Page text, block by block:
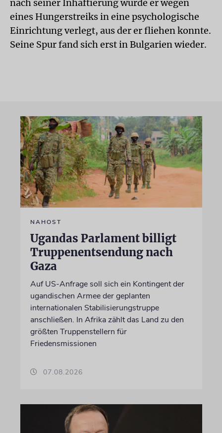
nach seiner Inhaftierung wurde er wegen
eines Hungerstreiks in eine psychologische
Einrichtung verlegt, aus der er fliehen konnte.
Seine Spur fand sich erst in Bulgarien wieder.
NAHOST
Ugandas Parlament billigt
Truppenentsendung nach
Gaza
Auf US-Anfrage soll sich ein Kontingent der
ugandischen Armee der geplanten
internationalen Stabilisierungstruppe
anschließen. In Afrika zählt das Land zu den
größten Truppenstellern für
Friedensmissionen
07.08.2026